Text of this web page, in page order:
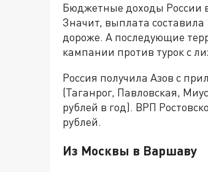
Бюджетные доходы России
Значит, выплата
дороже. А последующие
кампании против турок с
Россия получила Азов с
(Таганрог, Павловская,
рублей в год). ВРП
рублей.
Из Москвы в Варшаву